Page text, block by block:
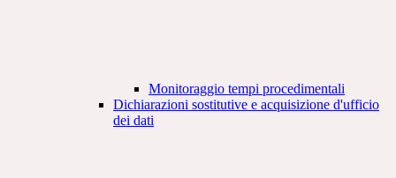
Monitoraggio tempi procedimentali
Dichiarazioni sostitutive e acquisizione d'ufficio
dei dati